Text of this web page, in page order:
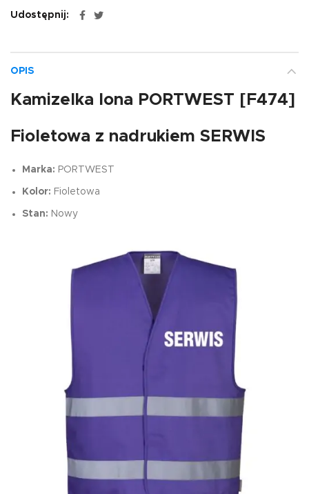
Udostępnij
OPIS
Kamizelka Iona PORTWEST [F474]
Fioletowa z nadrukiem SERWIS
Marka: PORTWEST
Kolor: Fioletowa
Stan: Nowy